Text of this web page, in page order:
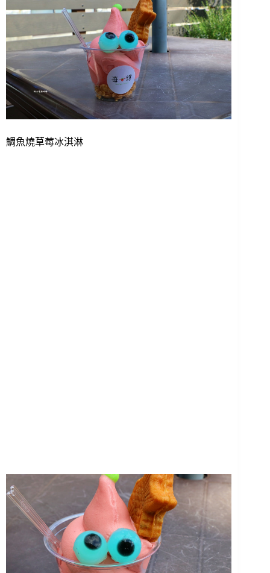
鯛魚燒草莓冰淇淋